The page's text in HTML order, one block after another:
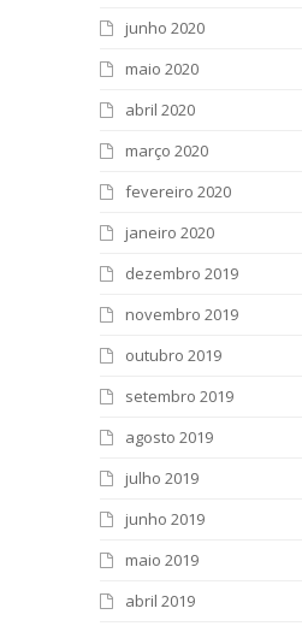
junho 2020
maio 2020
abril 2020
março 2020
fevereiro 2020
janeiro 2020
dezembro 2019
novembro 2019
outubro 2019
setembro 2019
agosto 2019
julho 2019
junho 2019
maio 2019
abril 2019